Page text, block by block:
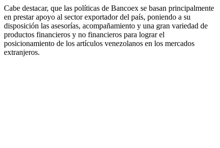
Cabe destacar, que las políticas de Bancoex se basan principalmente
en prestar apoyo al sector exportador del país, poniendo a su
disposición las asesorías, acompañamiento y una gran variedad de
productos financieros y no financieros para lograr el
posicionamiento de los artículos venezolanos en los mercados
extranjeros.